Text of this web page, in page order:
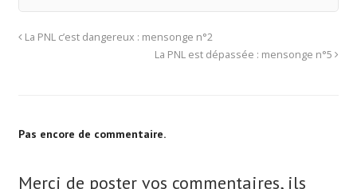
La PNL c’est dangereux : mensonge n°2
La PNL est dépassée : mensonge n°5
Pas encore de commentaire.
Merci de poster vos commentaires, ils